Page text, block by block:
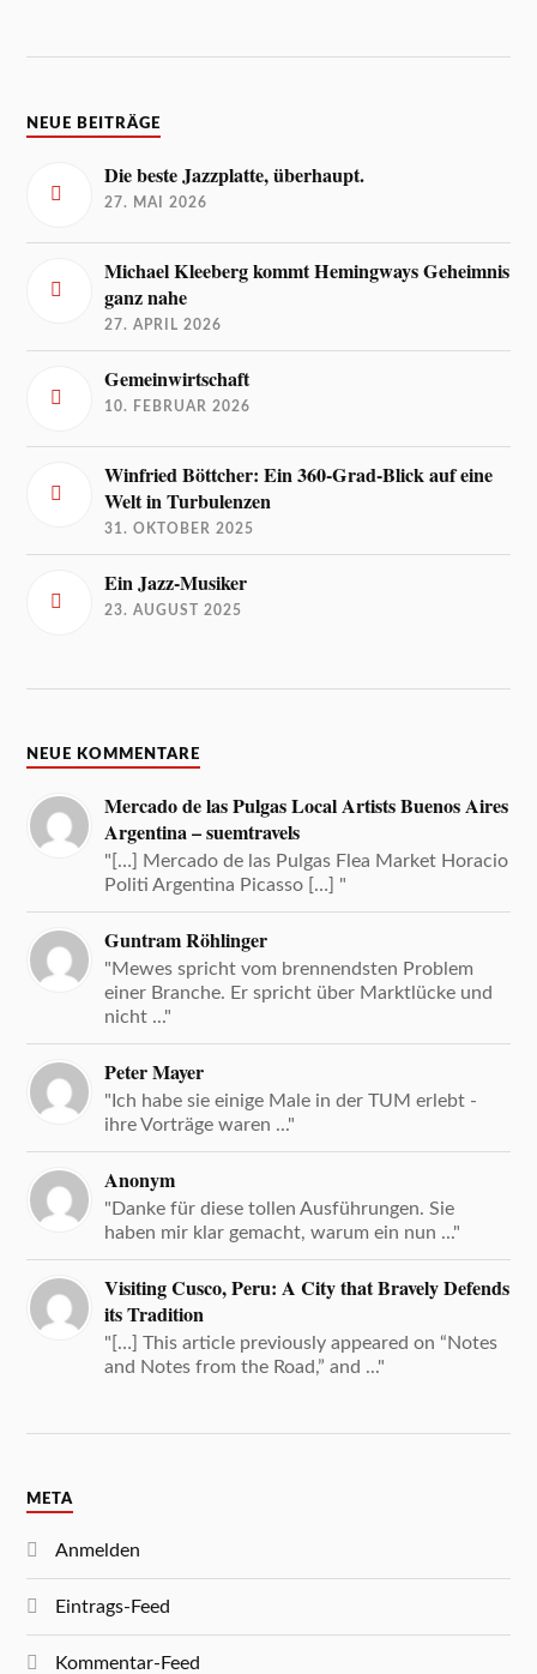
NEUE BEITRÄGE
Die beste Jazzplatte, überhaupt.
27. MAI 2026
Michael Kleeberg kommt Hemingways Geheimnis
ganz nahe
27. APRIL 2026
Gemeinwirtschaft
10. FEBRUAR 2026
Winfried Böttcher: Ein 360-Grad-Blick auf eine
Welt in Turbulenzen
31. OKTOBER 2025
Ein Jazz-Musiker
23. AUGUST 2025
NEUE KOMMENTARE
Mercado de las Pulgas Local Artists Buenos Aires
Argentina – suemtravels
"[…] Mercado de las Pulgas Flea Market Horacio
Politi Argentina Picasso […] "
Guntram Röhlinger
"Mewes spricht vom brennendsten Problem
einer Branche. Er spricht über Marktlücke und
nicht ..."
Peter Mayer
"Ich habe sie einige Male in der TUM erlebt -
ihre Vorträge waren ..."
Anonym
"Danke für diese tollen Ausführungen. Sie
haben mir klar gemacht, warum ein nun ..."
Visiting Cusco, Peru: A City that Bravely Defends
its Tradition
"[…] This article previously appeared on “Notes
and Notes from the Road,” and ..."
META
Anmelden
Eintrags-Feed
Kommentar-Feed